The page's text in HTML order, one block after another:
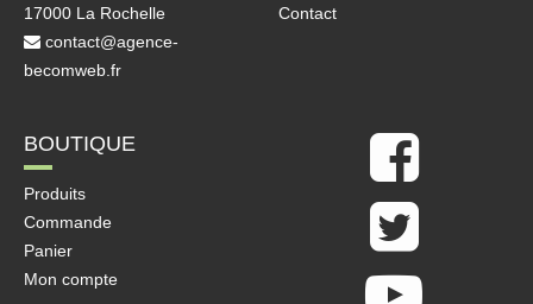
17000 La Rochelle
contact@agence-
becomweb.fr
Contact
BOUTIQUE
Produits
Commande
Panier
Mon compte